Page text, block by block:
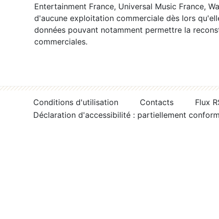
Entertainment France, Universal Music France,
d'aucune exploitation commerciale dès lors
données pouvant notamment permettre la
commerciales.
Conditions d'utilisation Contacts
Flux
Déclaration d'accessibilité : partiellement